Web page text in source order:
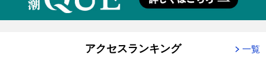
アクセスランキング 一覧